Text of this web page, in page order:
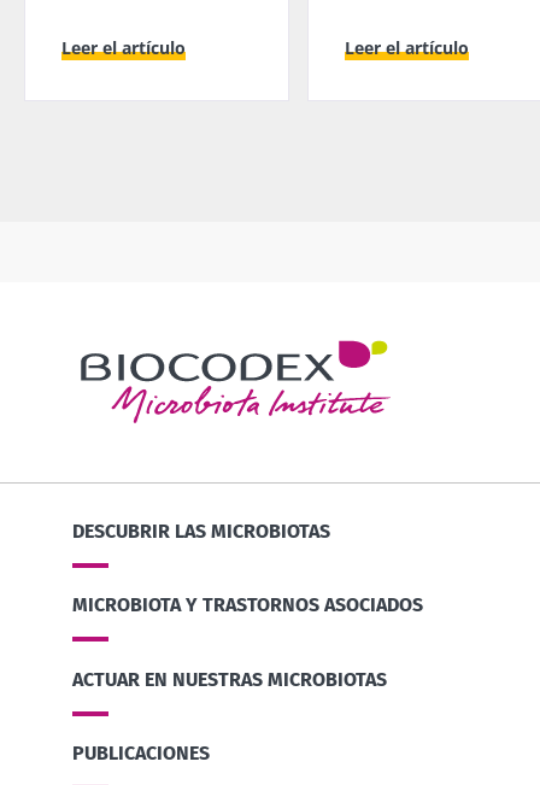
Leer el artículo Leer el artículo
DESCUBRIR LAS MICROBIOTAS
MICROBIOTA Y TRASTORNOS ASOCIADOS
ACTUAR EN NUESTRAS MICROBIOTAS
PUBLICACIONES